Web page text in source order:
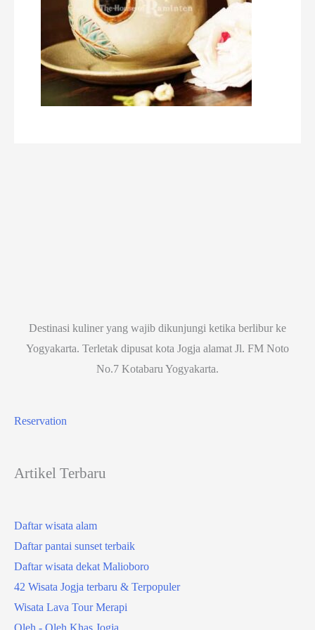
Destinasi kuliner yang wajib dikunjungi ketika berlibur ke
Yogyakarta. Terletak dipusat kota Jogja alamat Jl. FM Noto
No.7 Kotabaru Yogyakarta.
Reservation
Artikel Terbaru
Daftar wisata alam
Daftar pantai sunset terbaik
Daftar wisata dekat Malioboro
42 Wisata Jogja terbaru & Terpopuler
Wisata Lava Tour Merapi